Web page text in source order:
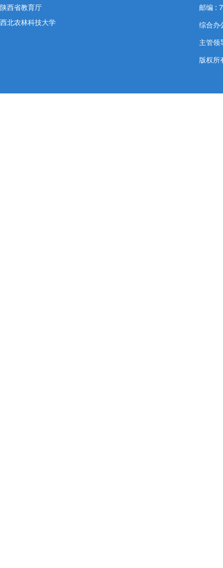
陕西省教育厅
西北农林科技大学
邮编 :
综合办
主管
版权